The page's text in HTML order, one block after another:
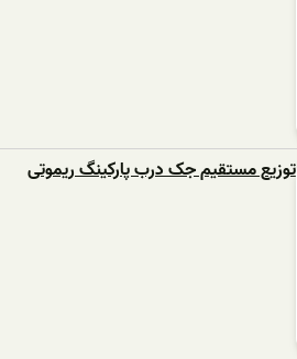
توزیع مستقیم جک درب پارکینگ ریموتی